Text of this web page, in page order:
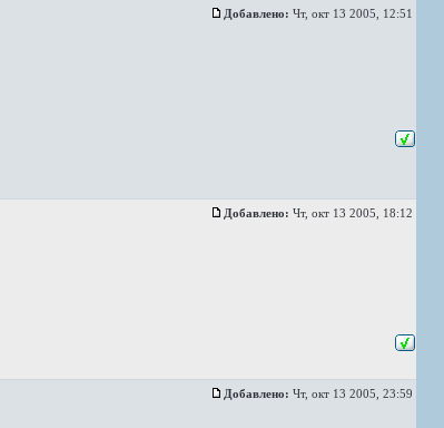
Добавлено: Чт, окт 13 2005, 12:51
Добавлено: Чт, окт 13 2005, 18:12
Добавлено: Чт, окт 13 2005, 23:59